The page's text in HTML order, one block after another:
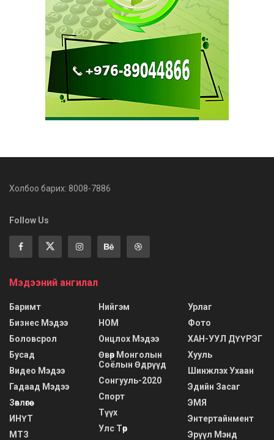
Холбоо барих: 8008-7886
Follow Us
Мэдээний ангилал
Баримт
Бизнес Мэдээ
Боловсрол
Бусад
Видео Мэдээ
Гадаад Мэдээ
Зөвлөгөө
ИНҮТ
МТЗ
Нийгэм
НОМ
Онцлох Мэдээ
Өвөр Монголын
Соёлын Өдрүүд
Сонгууль-2020
Спорт
Түүх
Улс Төр
Урлаг
Фото
ХАН-УУЛ ДҮҮРЭГ
Хууль
Шинжлэх Ухаан
Эдийн Засаг
ЭМЯ
Энтертайнмент
Эрүүл Мэнд